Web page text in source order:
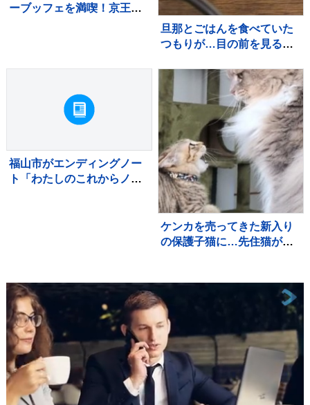
ーブッフェを満喫！京王プ
旦那とごはんを食べていた
つもりが…目の前を見る
「旦那さんの本当の姿だ
ね」「ビールを飲むと変わ
る体質ｗ」と話題
福山市がエンディングノー
ト「わたしのこれからノー
ケンカを売ってきた新入り
の保護子猫に…先住猫が見
ｗ」「怪我しないようにし
ていて偉い」